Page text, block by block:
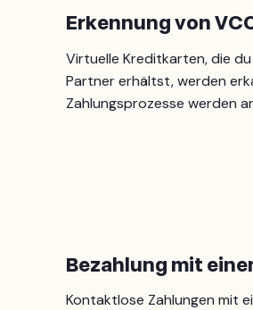
Erkennung von
Virtuelle Kreditkarten, die
Partner erhältst, werden
Zahlungsprozesse werden
Bezahlung mit
Kontaktlose Zahlungen mit